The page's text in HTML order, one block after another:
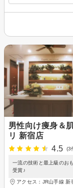
男性向け痩身＆
リ 新宿店
4.5
(3
一流の技術と最上級のお
受賞♪
アクセス：JR山手線 新